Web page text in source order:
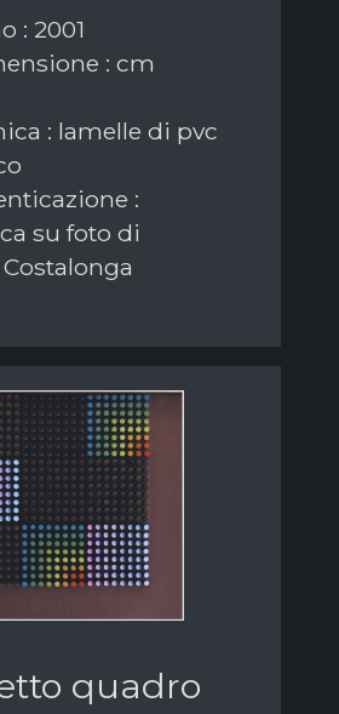
: 2001
: cm
: lamelle di pvc
:
su foto di
quadro